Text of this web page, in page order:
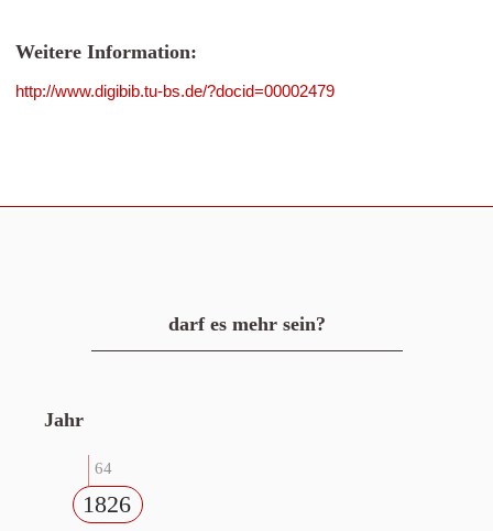
Weitere Information:
http://www.digibib.tu-bs.de/?docid=00002479
darf es mehr sein?
Jahr
64
1826